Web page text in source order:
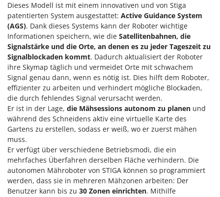
Dieses Modell ist mit einem innovativen und von Stiga
patentierten System ausgestattet: Active Guidance System
(AGS). Dank dieses Systems kann der Roboter wichtige
Informationen speichern, wie die Satellitenbahnen, die
Signalstärke und die Orte, an denen es zu jeder Tageszeit zu
Signalblockaden kommt. Dadurch aktualisiert der Roboter
ihre Skymap täglich und vermeidet Orte mit schwachem
Signal genau dann, wenn es nötig ist. Dies hilft dem Roboter,
effizienter zu arbeiten und verhindert mögliche Blockaden,
die durch fehlendes Signal verursacht werden.
Er ist in der Lage, die Mähsessions autonom zu planen und
während des Schneidens aktiv eine virtuelle Karte des
Gartens zu erstellen, sodass er weiß, wo er zuerst mähen
muss.
Er verfügt über verschiedene Betriebsmodi, die ein
mehrfaches Überfahren derselben Fläche verhindern. Die
autonomen Mähroboter von STIGA können so programmiert
werden, dass sie in mehreren Mähzonen arbeiten: Der
Benutzer kann bis zu 30 Zonen einrichten. Mithilfe